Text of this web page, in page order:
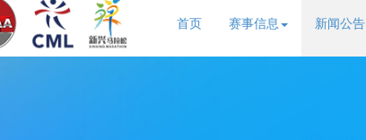
首页 赛事信息 新闻公告